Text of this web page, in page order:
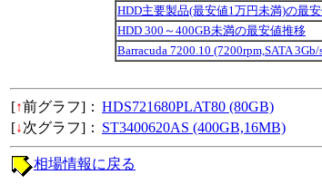
HDD主要製品(最安値1万円未満)の最
HDD 300～400GB未満の最安値推移
Barracuda 7200.10 (7200rpm,SATA
[↑前グラフ]： HDS721680PLAT80 (80GB)
[↓次グラフ]： ST3400620AS (400GB,16MB)
相場情報に戻る